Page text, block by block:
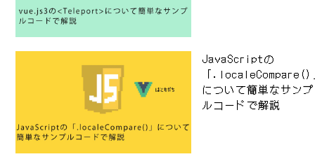
JavaScriptの
「.localeCompare()
について簡単なサンプ
ルコードで解説